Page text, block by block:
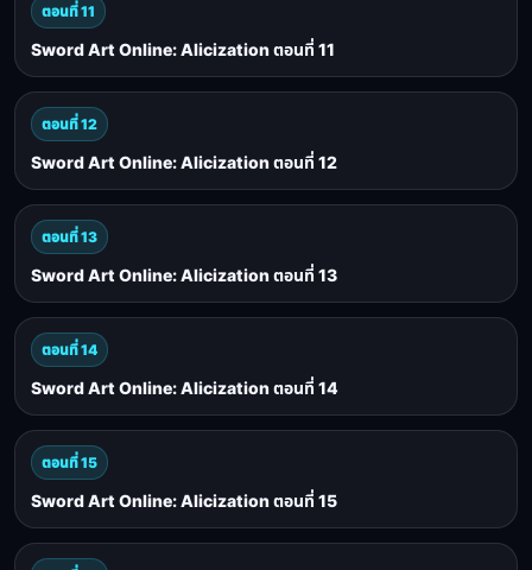
ตอนที่ 11
Sword Art Online: Alicization ตอนที่ 11
ตอนที่ 12
Sword Art Online: Alicization ตอนที่ 12
ตอนที่ 13
Sword Art Online: Alicization ตอนที่ 13
ตอนที่ 14
Sword Art Online: Alicization ตอนที่ 14
ตอนที่ 15
Sword Art Online: Alicization ตอนที่ 15